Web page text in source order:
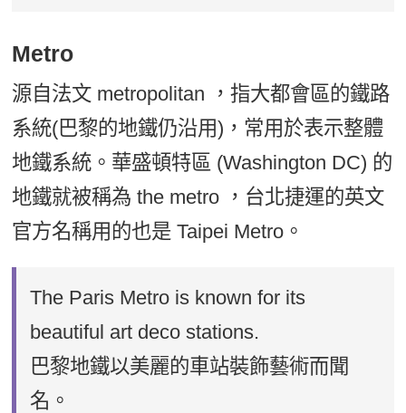
Metro
源自法文 metropolitan ，指大都會區的鐵路
系統(巴黎的地鐵仍沿用)，常用於表示整體
地鐵系統。華盛頓特區 (Washington DC) 的
地鐵就被稱為 the metro ，台北捷運的英文
官方名稱用的也是 Taipei Metro。
The Paris Metro is known for its
beautiful art deco stations.
巴黎地鐵以美麗的車站裝飾藝術而聞
名。